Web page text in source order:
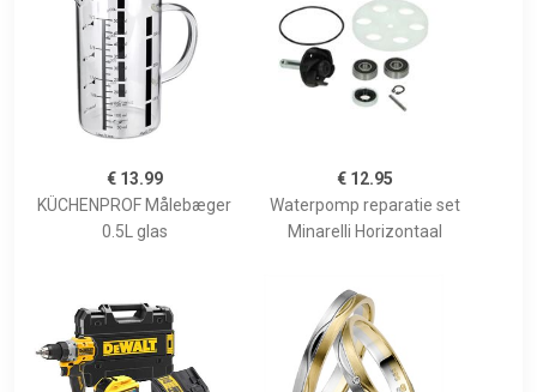
€ 13.99
KÜCHENPROF Målebæger
0.5L glas
€ 12.95
Waterpomp reparatie set
Minarelli Horizontaal